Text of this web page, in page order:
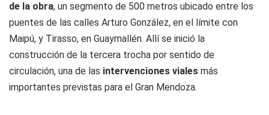
de la obra, un segmento de 500 metros ubicado entre los
puentes de las calles Arturo González, en el límite con
Maipú, y Tirasso, en Guaymallén. Allí se inició la
construcción de la tercera trocha por sentido de
circulación, una de las intervenciones viales más
importantes previstas para el Gran Mendoza.